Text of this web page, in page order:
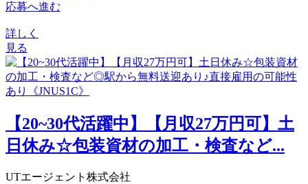
応募へ進む
詳しく
見る
【20~30代活躍中】【月収27万円可】土
日休み☆包装資材の加工・検査など...
UTエージェント株式会社